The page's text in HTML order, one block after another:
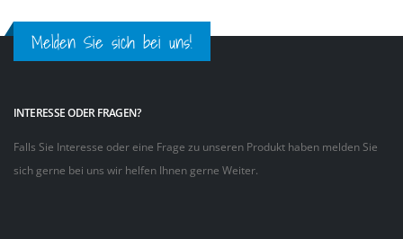
Melden Sie sich bei uns!
INTERESSE ODER FRAGEN?
Falls Sie Interesse oder eine Frage zu unseren Produkt haben melden Sie
sich gerne bei uns wir helfen Ihnen gerne Weiter.